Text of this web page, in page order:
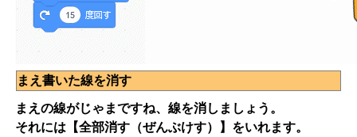
まえ書いた線を消す
まえの線がじゃまですね、線を消しましょう。
それには【全部消す（ぜんぶけす）】をいれます。